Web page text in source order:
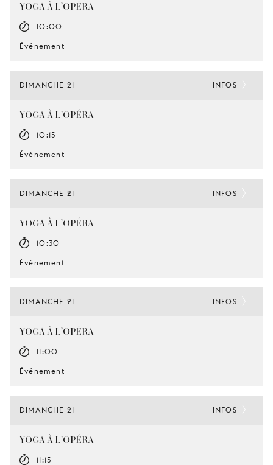
YOGA À L’OPÉRA
10:00
Événement
DIMANCHE 21
YOGA À L’OPÉRA
10:15
Événement
INFOS
DIMANCHE 21
YOGA À L’OPÉRA
10:30
Événement
INFOS
DIMANCHE 21
YOGA À L’OPÉRA
11:00
Événement
INFOS
DIMANCHE 21
YOGA À L’OPÉRA
11:15
INFOS